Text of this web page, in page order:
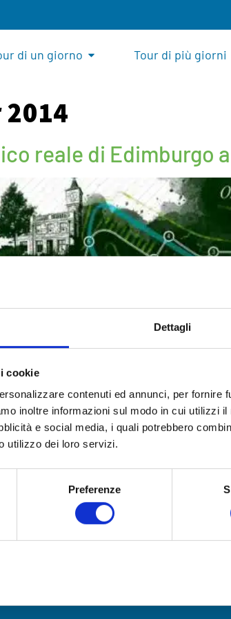
Dettagli
cookie
contenuti ed annunci, per fornire
inoltre informazioni sul modo in cui utilizzi
e social media, i quali potrebbero
utilizzo dei loro servizi.
Preferenze
di un giorno Tour di più giorni
2014
reale di Edimburgo
Ciò che vediamo non è ciò che
modo di conoscere, di vivere e
e che allo […]